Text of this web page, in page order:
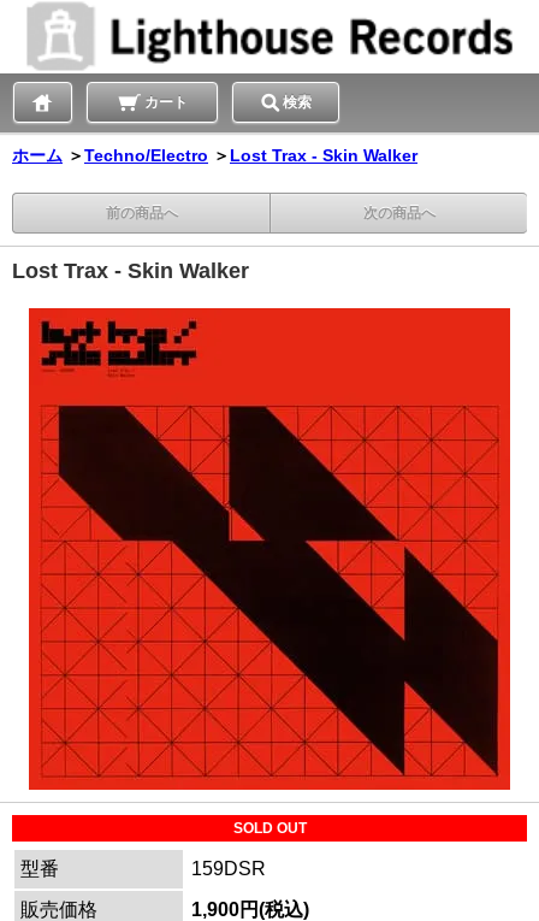
カート 検索
ホーム ＞Techno/Electro ＞ Lost Trax - Skin Walker
前の商品へ 次の商品へ
Lost Trax - Skin Walker
SOLD OUT
型番
159DSR
販売価格
1,900円(税込)